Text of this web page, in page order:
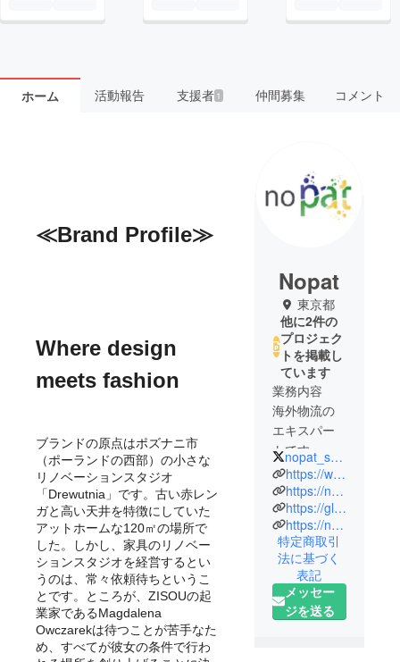
ホーム 活動報告 支援者 1 仲間募集 コメント
≪Brand Profile≫
Where design
meets fashion
ブランドの原点はポズナニ市
（ポーランドの西部）の小さな
リノベーションスタジオ
「Drewutnia」です。古い赤レン
ガと高い天井を特徴にしていた
アットホームな120㎡の場所で
した。しかし、家具のリノベー
ションスタジオを経営するとい
うのは、常々依頼待ちというこ
とです。ところが、ZISOUの起
業家であるMagdalena
Owczarekは待つことが苦手なた
め、すべてが彼女の条件で行わ
Nopat
東京都
他に2件の
プロジェク
トを掲載し
ています
業務内容
海外物流の
エキスパー
トです。
輸出入のコ
ンサルティ
ングやサ
ポート業務
を実施して
います。
従業員15名
売り上げ4億
nopat_shop
https://www.instagram.com/nopat_shop/
https://nopat.co.jp/
https://global-logistics.jp/
https://nopat.en-jine.com/
特定商取引
法に基づく
表記
メッセー
ジを送る